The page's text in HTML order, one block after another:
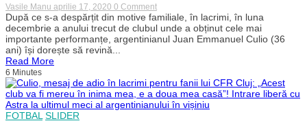
de
COVID-
19
Vasile Manu aprilie 17, 2020 0 Commenton
Culio
duce
dorul
Clujului
revenirea
la
CFR
după
După ce s-a despărțit din motive familiale, în lacrimi, în luna
decembrie a anului trecut de clubul unde a obținut cele mai
importante performanțe, argentinianul Juan Emmanuel Culio (36
ani) își dorește să revină...
Read More
6 Minutes
FOTBAL SLIDER